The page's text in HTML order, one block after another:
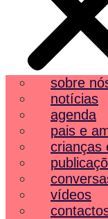
sobre
notícias
agenda
pais e
crianças
vídeos